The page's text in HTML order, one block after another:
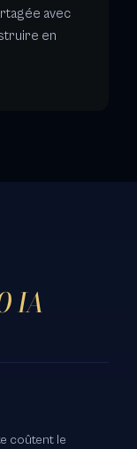
avec
en
IA
coûtent le